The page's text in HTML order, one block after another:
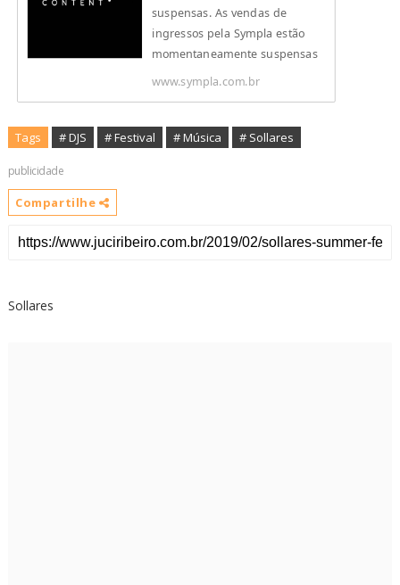
suspensas. As vendas de
ingressos pela Sympla estão
momentaneamente suspensas
devido a uma manutenção não
www.sympla.com.br
Tags # DJS # Festival # Música # Sollares
publicidade
Compartilhe
Sollares